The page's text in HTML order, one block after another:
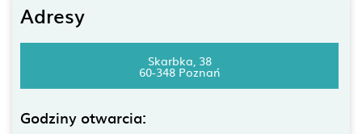
Adresy
Skarbka, 38
60-348 Poznań
Godziny otwarcia: